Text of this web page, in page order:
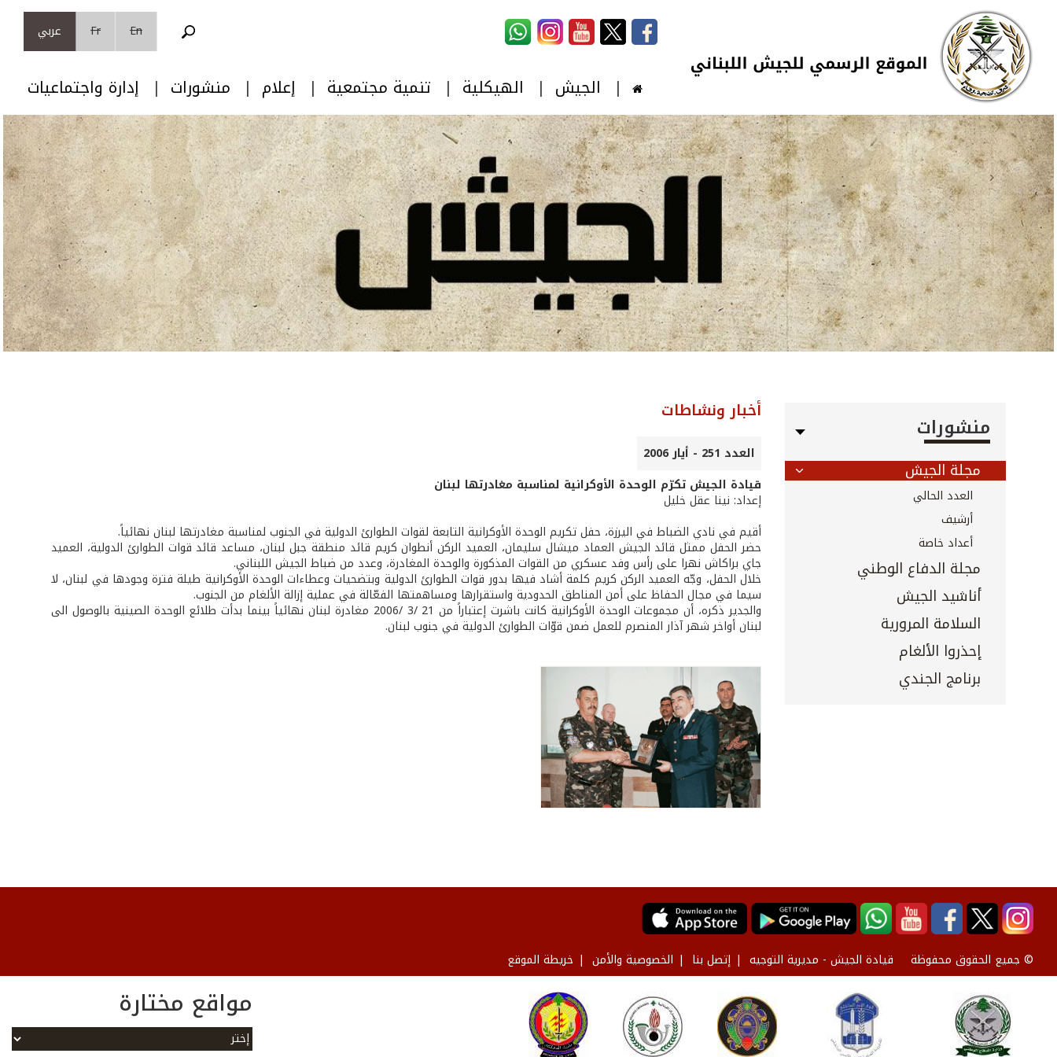
تجاوز إلى المحتوى الرئيسي
Skip to navigation
En
Fr عربي
الجيش الهيكلية تنمية مجتمعية إعلام منشورات إدارة واجتماعيات
منشورات
مجلة الجيش
العدد الحالي
أرشيف
أعداد خاصة
مجلة الدفاع الوطني
أناشيد الجيش
السلامة المرورية
إحذروا الألغام
برنامج الجندي
أخبار ونشاطات
العدد 251 - أيار 2006
قيادة الجيش تكرّم الوحدة الأوكرانية لمناسبة مغادرتها لبنان
إعداد: نينا عقل خليل
أقيم في نادي الضباط في اليرزة، حفل تكريم الوحدة الأوكرانية التابعة لقوات الطوارئ الدولية في الجنوب لمناسبة مغادرتها لبنان نهائياً.
حضر الحفل ممثل قائد الجيش العماد ميشال سليمان، العميد الركن أنطوان كريم قائد منطقة جبل لبنان، مساعد قائد قوات الطوارئ الدولية، العميد
جاي براكاش نهرا على رأس وفد عسكري من القوات المذكورة والوحدة المغادرة، وعدد من ضباط الجيش اللبناني.
خلال الحفل، وجّه العميد الركن كريم كلمة أشاد فيها بدور قوات الطوارئ الدولية وبتضحيات وعطاءات الوحدة الأوكرانية طيلة فترة وجودها في لبنان، لا
سيما في مجال الحفاظ على أمن المناطق الحدودية واستقرارها ومساهمتها الفعّالة في عملية إزالة الألغام من الجنوب.
والجدير ذكره، أن مجموعات الوحدة الأوكرانية كانت باشرت إعتباراً من 21 /3 /2006 مغادرة لبنان نهائياً بينما بدأت طلائع الوحدة الصينية بالوصول الى
لبنان أواخر شهر آذار المنصرم للعمل ضمن قوّات الطوارئ الدولية في جنوب لبنان.
© جميع الحقوق محفوظة قيادة الجيش - مديرية التوجيه إتصل بنا الخصوصية والأمن خريطة الموقع
مواقع مختارة